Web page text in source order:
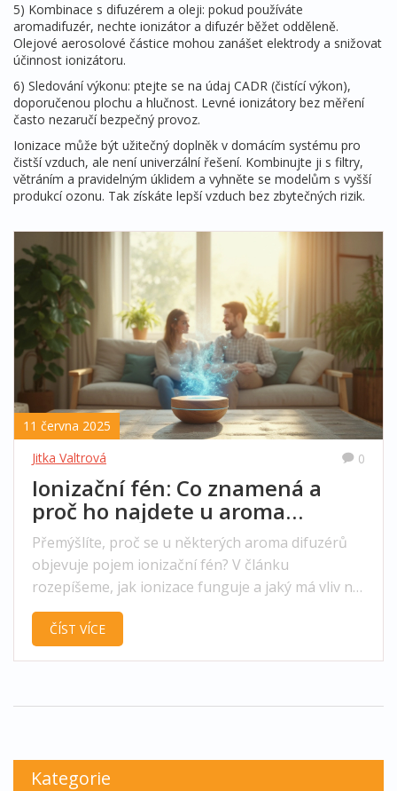
5) Kombinace s difuzérem a oleji: pokud používáte
aromadifuzér, nechte ionizátor a difuzér běžet odděleně.
Olejové aerosolové částice mohou zanášet elektrody a snižovat
účinnost ionizátoru.
6) Sledování výkonu: ptejte se na údaj CADR (čistící výkon),
doporučenou plochu a hlučnost. Levné ionizátory bez měření
často nezaručí bezpečný provoz.
Ionizace může být užitečný doplněk v domácím systému pro
čistší vzduch, ale není univerzální řešení. Kombinujte ji s filtry,
větráním a pravidelným úklidem a vyhněte se modelům s vyšší
produkcí ozonu. Tak získáte lepší vzduch bez zbytečných rizik.
11 června 2025
Jitka Valtrová
0
Ionizační fén: Co znamená a
proč ho najdete u aroma
difuzérů
Přemýšlíte, proč se u některých aroma difuzérů
objevuje pojem ionizační fén? V článku
rozepíšeme, jak ionizace funguje a jaký má vliv na
kvalitu vzduchu doma. Poradíme, komu se
ionizační difuzér vyplatí a na co si dát pozor při
ČÍST VÍCE
Kategorie